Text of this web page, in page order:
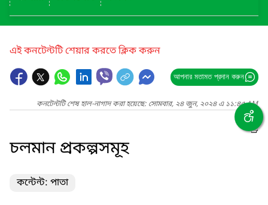
এই কনটেন্টটি শেয়ার করতে ক্লিক করুন
আপনার মতামত প্রদান করুন
কনটেন্টটি শেষ হাল-নাগাদ করা হয়েছে: সোমবার, ২৪ জুন, ২০২৪ এ ১১:৪৫ AM
চলমান প্রকল্পসমূহ
কন্টেন্ট: পাতা